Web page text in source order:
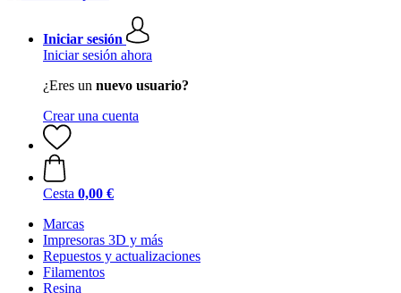
Iniciar sesión
Iniciar sesión ahora
¿Eres un nuevo usuario?
Crear una cuenta
Cesta 0,00 €
Marcas
Impresoras 3D y más
Repuestos y actualizaciones
Filamentos
Resina